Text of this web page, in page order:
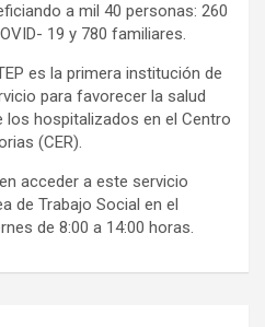
a mil 40 personas: 260
19 y 780 familiares.
es la primera institución de
para favorecer la salud
hospitalizados en el Centro
(CER).
acceder a este servicio
de Trabajo Social en el
de 8:00 a 14:00 horas.